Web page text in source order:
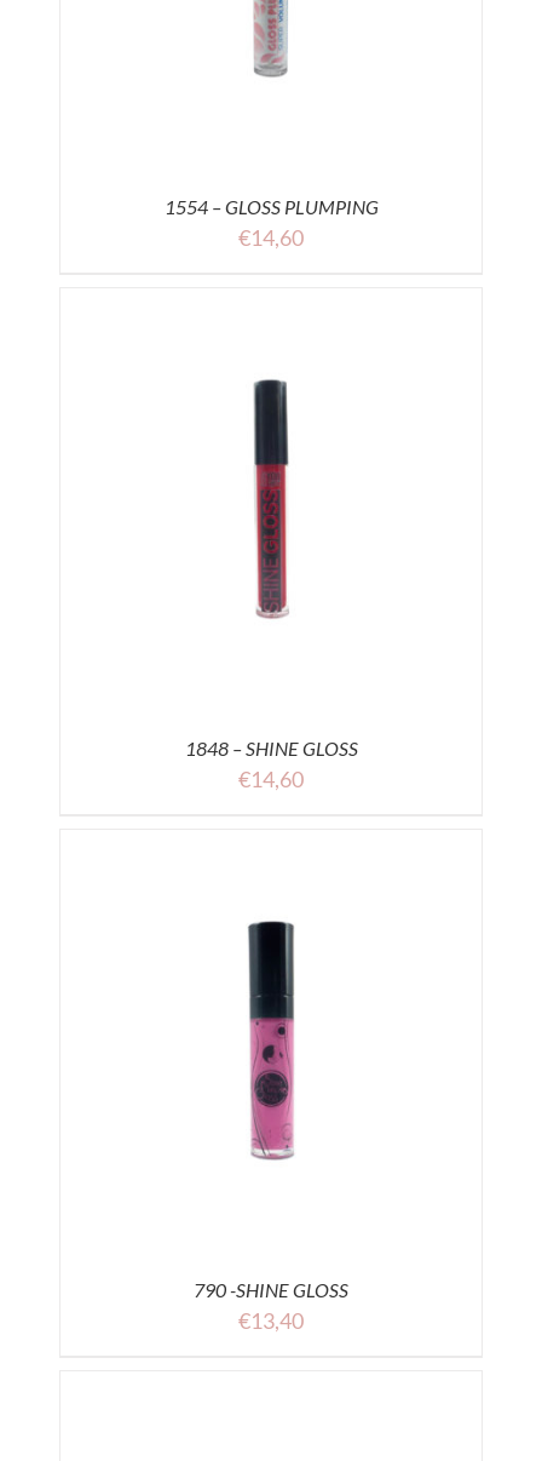
1554 – GLOSS PLUMPING
€14,60
1848 – SHINE GLOSS
€14,60
790 -SHINE GLOSS
€13,40